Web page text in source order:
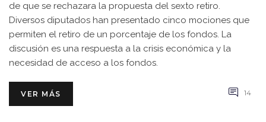
de que se rechazara la propuesta del sexto retiro.
Diversos diputados han presentado cinco mociones que
permiten el retiro de un porcentaje de los fondos. La
discusión es una respuesta a la crisis económica y la
necesidad de acceso a los fondos.
VER MÁS 14